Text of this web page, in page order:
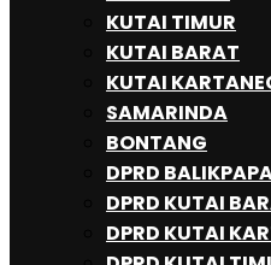
KUTAI TIMUR
KUTAI BARAT
KUTAI
SAMARINDA
BONTANG
DPRD
DPRD KUTAI
DPRD KUTAI